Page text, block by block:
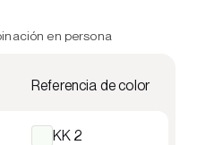
en persona
Referencia de color
KK 2